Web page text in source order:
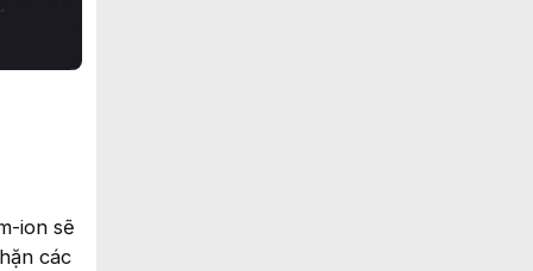
ion sẽ
các